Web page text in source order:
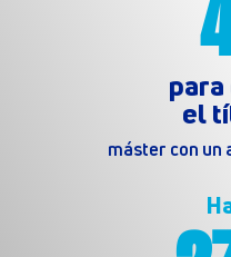
el
máster con un